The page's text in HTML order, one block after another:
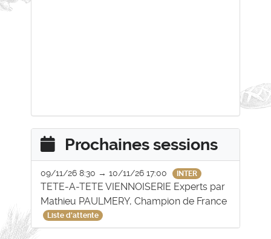
Prochaines sessions
09/11/26 8:30 → 10/11/26 17:00 INTER
TETE-A-TETE VIENNOISERIE Experts par
Mathieu PAULMERY, Champion de France
Liste d'attente